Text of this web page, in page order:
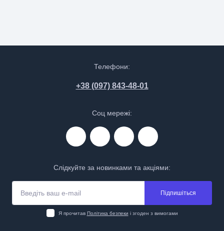
Телефони:
+38 (097) 843-48-01
Соц мережі:
Слідкуйте за новинками та акціями:
Підпишіться
Я прочитав Політика безпеки і згоден з вимогами